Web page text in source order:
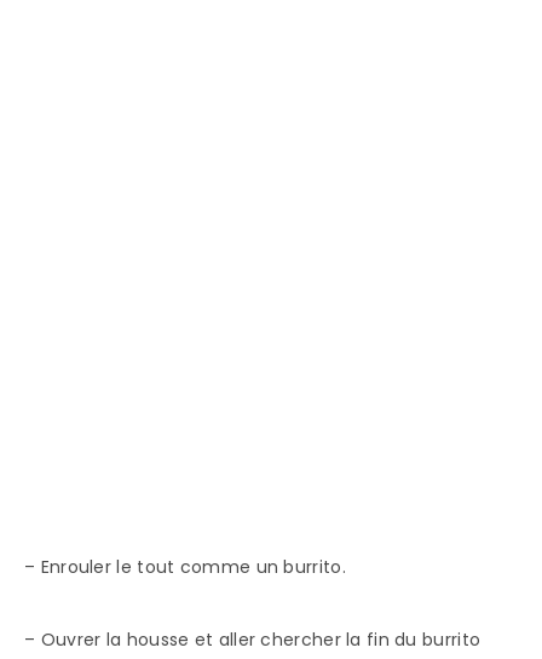
– Enrouler le tout comme un burrito.
– Ouvrer la housse et aller chercher la fin du burrito